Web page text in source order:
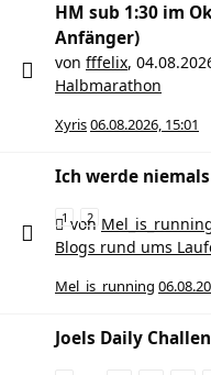
HM sub 1:30 im
Anfänger)
von fffelix,
Halbmarathon
Xyris06.08.2026, 15:01
Ich werde
1 2
von
Blogs rund ums
Mel_is_running
Joels Daily